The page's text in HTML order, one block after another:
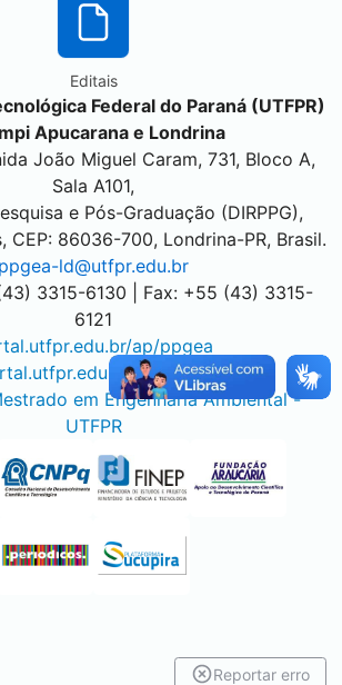
Editais
Federal do Paraná (UTFPR)
Apucarana e Londrina
João Miguel Caram, 731, Bloco A,
Sala A101,
e Pós-Graduação (DIRPPG),
CEP: 86036-700, Londrina-PR, Brasil.
ppgea-ld@utfpr.edu.br
3315-6130 | Fax: +55 (43) 3315-
6121
ap/ppgea
ld/ppgea
em Engenharia Ambiental -
UTFPR
Reportar erro